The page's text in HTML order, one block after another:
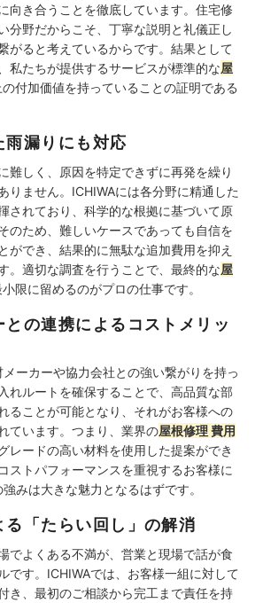
向き合うことを徹底しています。住宅修
分野だからこそ、丁寧な説明と礼儀正し
がると考えているからです。結果として
私たちが提供するサービスが標準的な屋
の付加価値を持っていることの証明である
雨漏りにも対応
難しく、原因を特定できずに再発を繰り
りません。ICHIWAには各分野に精通した
されており、科学的な根拠に基づいて原
のため、難しいケースであっても自信を
ができ、結果的に無駄な追加費用を抑え
。適切な調査を行うことで、最終的な屋
限に留めるのがプロの仕事です。
の連携によるコストメリッ
ーカーや協力会社との強い繋がりを持っ
れルートを確保することで、高品質な部
ることが可能となり、それがお客様への
ています。つまり、業界の屋根修理 費用
レードの高い材料を使用した提案ができ
ストパフォーマンスを重視するお客様に
みは大きな魅力となるはずです。
る「たらい回し」の解消
でよくある不満が、営業と現場で話が食
です。ICHIWAでは、お客様一組に対して
き、最初のご相談から完工まで責任を持